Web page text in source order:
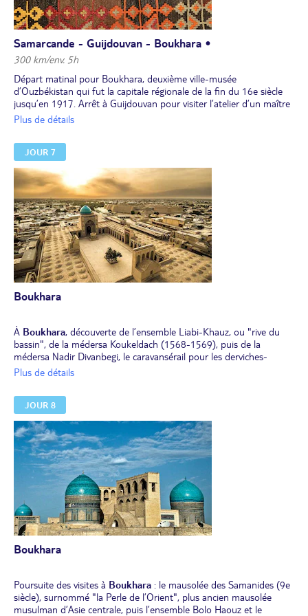
Samarcande - Guijdouvan - Boukhara •
300 km/env. 5h
Départ matinal pour Boukhara, deuxième ville-musée
d’Ouzbékistan qui fut la capitale régionale de la fin du 16e siècle
jusqu’en 1917. Arrêt à Guijdouvan pour visiter l’atelier d’un maître
– céramiste. Déjeuner chez le céramiste.
le palais d’été des émirs de Boukhara – Sitora-i-Mokhi Khossa.
Arrivée à Boukhara. Installation pour 3 nuits à l'hôtel. Premières
visites dans la vieille ville avec votre guide.
Dîner et nuit à l'hôtel.
Plus de détails
JOUR 7
Boukhara
À Boukhara, découverte de l’ensemble Liabi-Khauz, ou "rive du
bassin", de la médersa Koukeldach (1568-1569), puis de la
médersa Nadir Divanbegi, le caravansérail pour les derviches-
pèlerins. Visite panoramique de la mosquée Maghoki Attari (12e et
visites (extérieures) avec la médersa d’Oulougbeg (15e siècle) et la
médersa d’Abdoulaziz Khan (17e siècle), dont l’architecture et la
décoration furent réalisées par les meilleurs maîtres artisans de
l’époque. Pause pour une dégustation de thé aux épices
(cardamone, anis étoilé, clou de girofle, cannelle, origan) dans un
salon de thé de la ville.
Déjeuner au restaurant.
Découverte de l’ensemble Poi Kalon datant des 12e et 15e siècles,
ainsi que de la forteresse Ark (citadelle), résidence fortifiée des
émirs de Boukhara.
Dîner dans un restaurant et nuit à l'hôtel.
Plus de détails
JOUR 8
Boukhara
Poursuite des visites à Boukhara : le mausolée des Samanides (9e
siècle), surnommé "la Perle de l’Orient", plus ancien mausolée
musulman d’Asie centrale, puis l’ensemble Bolo Haouz et le